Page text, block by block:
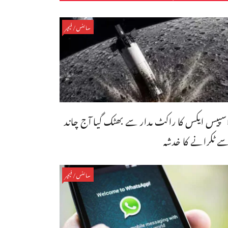
سائنس/فیچر
ایکس کا راکٹ مدار سے بھٹک گیا آج چاند
ٹکرانے کا خدشہ
سائنس/فیچر